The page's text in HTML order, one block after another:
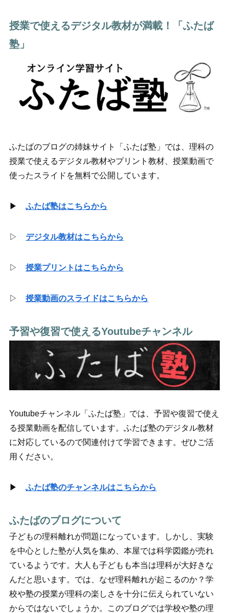
授業で使えるデジタル教材が満載！「ふたば
塾」
ふたばのブログの姉妹サイト「ふたば塾」では、理科の
授業で使えるデジタル教材やプリント教材、授業動画で
使ったスライドを無料で公開しています。
▶ふたば塾はこちらから
▷ デジタル教材はこちらから
▷授業プリントはこちらから
▷授業動画のスライドはこちらから
予習や復習で使えるYoutubeチャンネル
Youtubeチャンネル「ふたば塾」では、予習や復習で使え
る授業動画を配信しています。ふたば塾のデジタル教材
に対応しているので関連付けて学習できます。ぜひご活
用ください。
▶ふたば塾のチャンネルはこちらから
ふたばのブログについて
子どもの理科離れが問題になっています。しかし、実験
を中心とした塾が人気を集め、本屋では科学図鑑が売れ
ているようです。大人も子どもも本当は理科が大好きな
んだと思います。では、なぜ理科離れが起こるのか？学
校や塾の授業が理科の楽しさを十分に伝えられていない
からではないでしょうか。このブログでは学校や塾の理